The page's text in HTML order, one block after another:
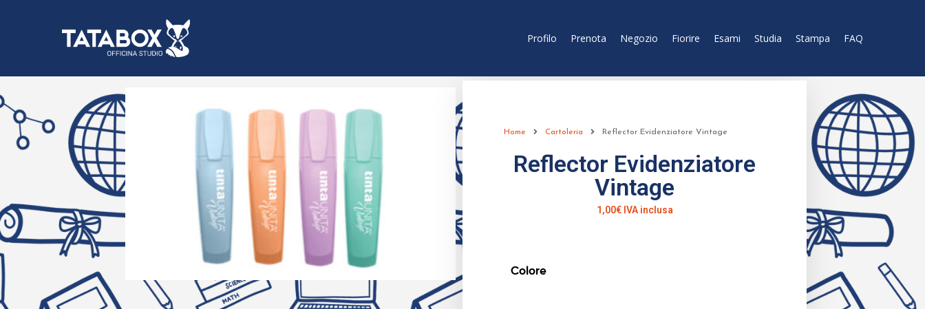
Profilo Prenota Negozio Fiorire Esami Studia Stampa FAQ
Home Cartoleria Reflector Evidenziatore Vintage
Reflector Evidenziatore
Vintage
1,00€ IVA inclusa
Colore